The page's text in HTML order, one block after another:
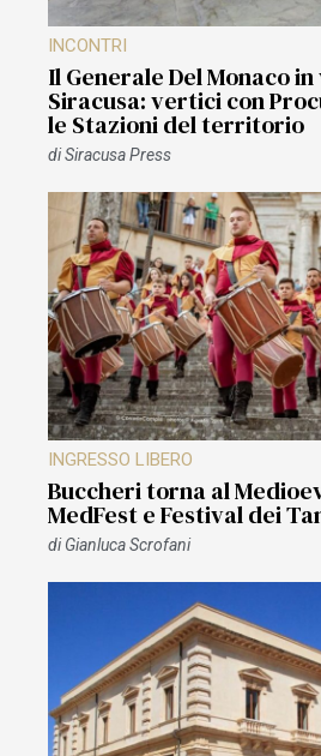
INCONTRI
Il Generale Del Monaco
Siracusa: vertici con
le Stazioni del territorio
diSiracusa Press
INGRESSO LIBERO
Buccheri torna al
MedFest e Festival dei
diGianluca Scrofani